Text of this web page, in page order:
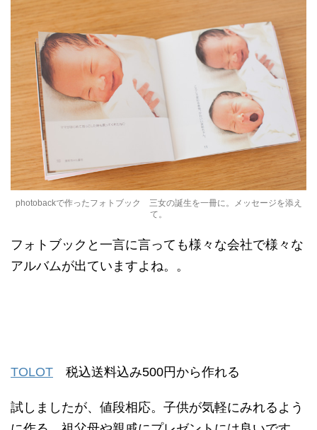
photobackで作ったフォトブック 三女の誕生を一冊に。メッセージを添え
て。
フォトブックと一言に言っても様々な会社で様々な
アルバムが出ていますよね。。
TOLOT 税込送料込み500円から作れる
試しましたが、値段相応。子供が気軽にみれるよう